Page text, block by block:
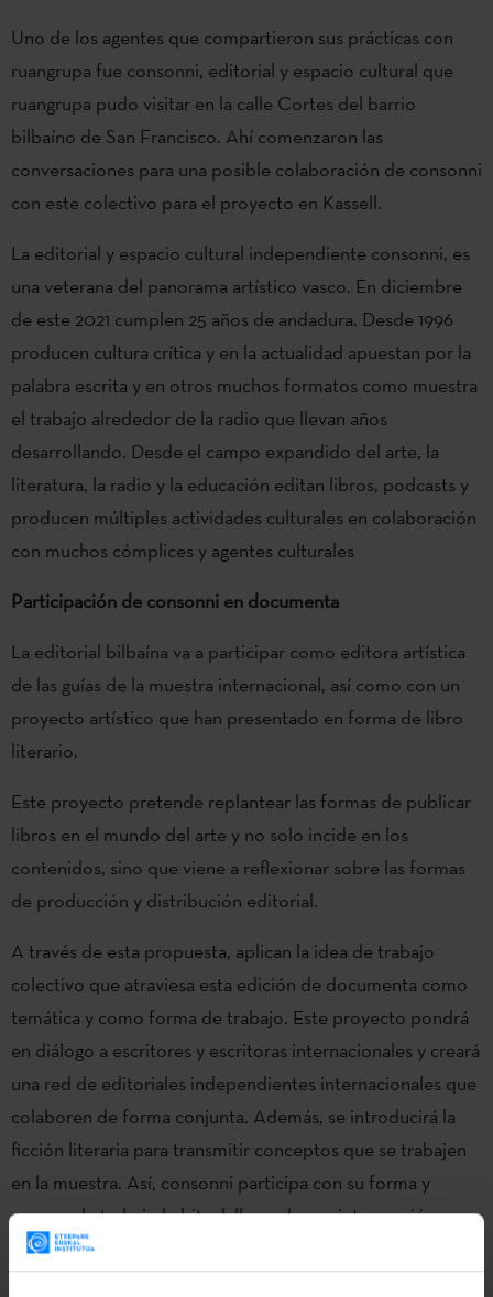
Uno de los agentes que compartieron sus prácticas con
ruangrupa fue consonni, editorial y espacio cultural que
ruangrupa pudo visitar en la calle Cortes del barrio
bilbaíno de San Francisco. Ahí comenzaron las
conversaciones para una posible colaboración de consonni
con este colectivo para el proyecto en Kassell.
La editorial y espacio cultural independiente consonni, es
una veterana del panorama artístico vasco. En diciembre
de este 2021 cumplen 25 años de andadura. Desde 1996
producen cultura crítica y en la actualidad apuestan por la
palabra escrita y en otros muchos formatos como muestra
el trabajo alrededor de la radio que llevan años
desarrollando. Desde el campo expandido del arte, la
literatura, la radio y la educación editan libros, podcasts y
producen múltiples actividades culturales en colaboración
con muchos cómplices y agentes culturales
Participación de consonni en documenta
La editorial bilbaína va a participar como editora artística
de las guías de la muestra internacional, así como con un
proyecto artístico que han presentado en forma de libro
literario.
Este proyecto pretende replantear las formas de publicar
libros en el mundo del arte y no solo incide en los
contenidos, sino que viene a reflexionar sobre las formas
de producción y distribución editorial.
A través de esta propuesta, aplican la idea de trabajo
colectivo que atraviesa esta edición de documenta como
temática y como forma de trabajo. Este proyecto pondrá
en diálogo a escritores y escritoras internacionales y creará
una red de editoriales independientes internacionales que
colaboren de forma conjunta. Además, se introducirá la
ficción literaria para transmitir conceptos que se trabajen
en la muestra. Así, consonni participa con su forma y
manera de trabajo habitual, llevando esa intersección
entre arte y literatura a documenta.